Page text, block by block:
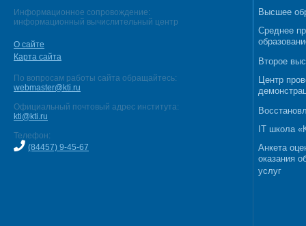
Информационное сопровождение:
информационный вычислительный центр
О сайте
Карта сайта
По вопросам работы сайта обращайтесь:
webmaster@kti.ru
Официальный почтовый адрес института:
kti@kti.ru
Телефон:
(84457) 9-45-67
Высшее
Среднее
Второе
Центр
IT школа
Анкета
оказания
услуг